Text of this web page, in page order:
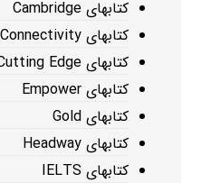
کتابهای Cambridge
کتابهای Connectivity
کتابهای Cutting Edge
کتابهای Empower
کتابهای Gold
کتابهای Headway
کتابهای IELTS